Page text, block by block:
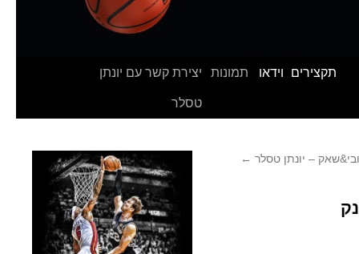
תקצירים וידאו תמונות יצירת קשר עם יונתן
טסלר
– יונתן טסלר ←